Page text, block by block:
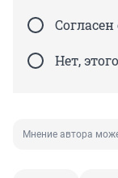
Нет,
Мнение автора